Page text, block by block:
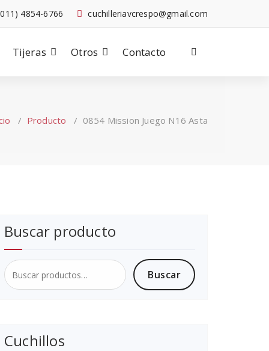
cuchilleriavcrespo@gmail.com
4854-6766
Tijeras Otros Contacto
/ Producto / 0854 Mission Juego N16 Asta
Buscar producto
Buscar
por:
Buscar
Cuchillos